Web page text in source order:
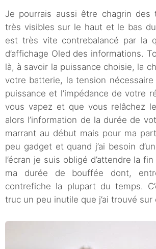
Je pourrais aussi être chagrin des
très visibles sur le haut et le bas
est très vite contrebalancé par la
d’affichage Oled des informations.
là, à savoir la puissance choisie, la
votre batterie, la tension
puissance et l’impédance de votre
vous vapez et que vous relâchez
alors l’information de la durée de
marrant au début mais pour ma
peu gadget et quand j’ai besoin
l’écran je suis obligé d’attendre la
ma durée de bouffée dont,
contrefiche la plupart du temps.
truc un peu inutile que j’ai trouvé sur